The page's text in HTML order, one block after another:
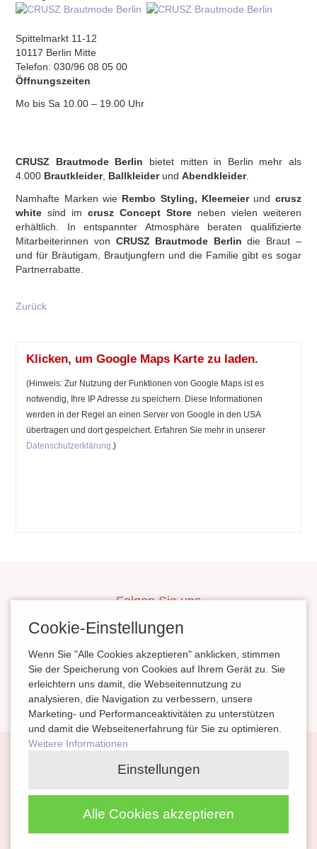
Spittelmarkt 11-12
10117 Berlin Mitte
Telefon: 030/96 08 05 00
Öffnungszeiten
Mo bis Sa 10.00 – 19.00 Uhr
CRUSZ Brautmode Berlin bietet mitten in Berlin mehr als
4.000 Brautkleider, BallkleiderundAbendkleider.
Namhafte Marken wie Rembo Styling, Kleemeierund crusz
white sind imcrusz Concept Storeneben vielen weiteren
erhältlich. In entspannter Atmosphäre beraten qualifizierte
Mitarbeiterinnen von CRUSZ Brautmode Berlindie Braut –
und für Bräutigam, Brautjungfern und die Familie gibt es sogar
Partnerrabatte.
Zurück
Klicken, um Google Maps Karte zu laden.
(Hinweis: Zur Nutzung der Funktionen von Google Maps ist es
notwendig, Ihre IP Adresse zu speichern. Diese Informationen
werden in der Regel an einen Server von Google in den USA
übertragen und dort gespeichert. Erfahren Sie mehr in unserer
Datenschutzerklärung .)
Folgen Sie uns
inBerlinHeiraten
HeiratenSachsenAnhalt
magazinheiraten
Kontakt
Cookie-Einstellungen
Wenn Sie "Alle Cookies akzeptieren" anklicken, stimmen
Sie der Speicherung von Cookies auf Ihrem Gerät zu. Sie
erleichtern uns damit, die Webseitennutzung zu
analysieren, die Navigation zu verbessern, unsere
Marketing- und Performanceaktivitäten zu unterstützen
und damit die Webseitenerfahrung für Sie zu optimieren.
Weitere Informationen
Einstellungen
Alle Cookies akzeptieren